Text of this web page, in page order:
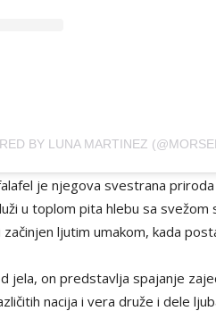
BY LUNA MARTINEZ
je njegova svestrana
u toplom pita hlebu sa
ljutim umakom, kada
jela, on predstavlja spajanje
nacija i vera druže i dele